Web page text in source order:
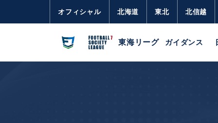
オフィシャル 北海道 東北 北信越
東海リーグ ガイダンス